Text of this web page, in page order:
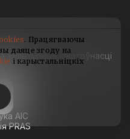
культурныя каштоўнасці
АІС
PRAS
. Працягваючы
даяце згоду на
і карыстальніцкіх